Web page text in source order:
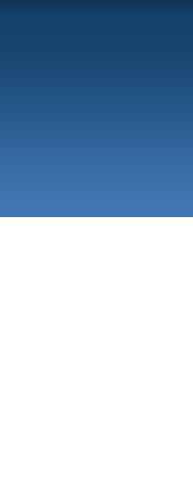
Artikel